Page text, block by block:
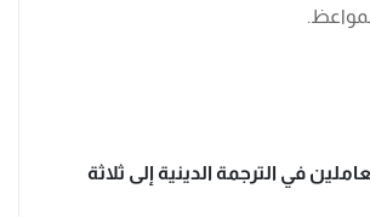
في الترجمة الدينية إلى ثلاثة